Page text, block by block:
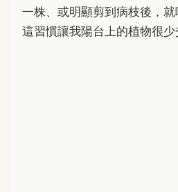
一株、或明顯剪到病枝後，就
這習慣讓我陽台上的植物很少